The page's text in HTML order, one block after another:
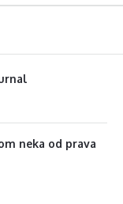
neka od prava